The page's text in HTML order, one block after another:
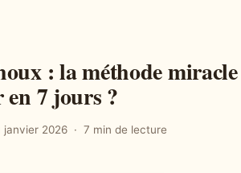
: la méthode miracle
7 jours ?
janvier 2026 7 min de lecture